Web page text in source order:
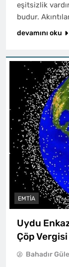
eşitsizlik
budur.
devamını oku
EMTIA
Uydu
Çöp Vergisi
Bahadır